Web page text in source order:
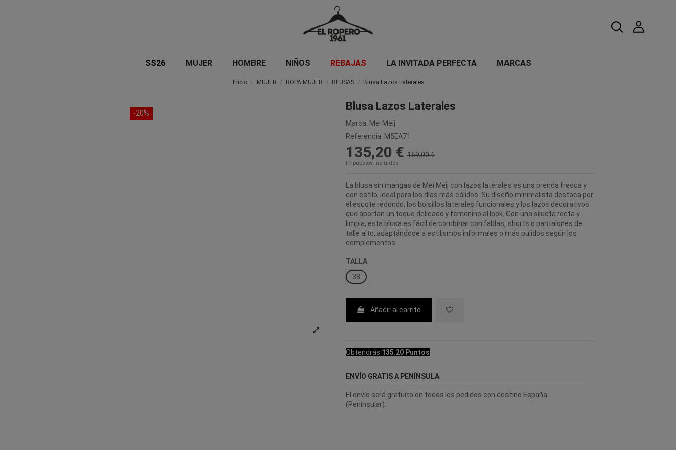
SS26 MUJER HOMBRE NIÑOS REBAJAS LA INVITADA PERFECTA MARCAS
Inicio MUJER ROPA MUJER BLUSAS Blusa Lazos Laterales
-20%
Blusa Lazos Laterales
Marca: Mei Meij
Referencia: M5EA71
135,20 € 169,00 €
Impuestos incluidos
La blusa sin mangas de Mei Meij con lazos laterales es una prenda fresca y
con estilo, ideal para los días más cálidos. Su diseño minimalista destaca por
el escote redondo, los bolsillos laterales funcionales y los lazos decorativos
que aportan un toque delicado y femenino al look. Con una silueta recta y
limpia, esta blusa es fácil de combinar con faldas, shorts o pantalones de
talle alto, adaptándose a estilismos informales o más pulidos según los
complementos.
TALLA
38
Añadir al carrito
Obtendrás 135.20 Puntos
ENVÍO GRATIS A PENÍNSULA
El envío será gratuito en todos los pedidos con destino España
(Peninsular).